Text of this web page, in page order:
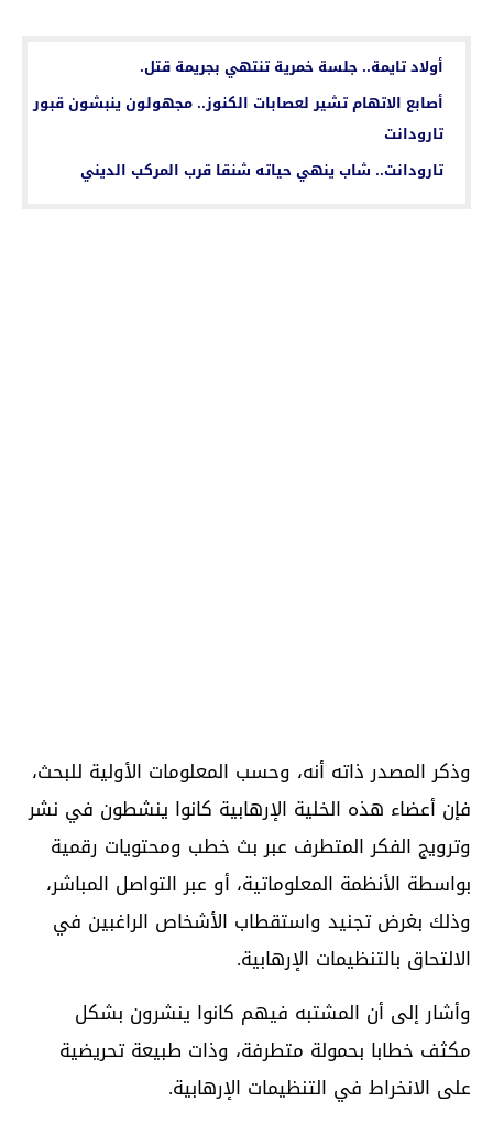
أولاد تايمة.. جلسة خمرية تنتهي بجريمة قتل.
أصابع الاتهام تشير لعصابات الكنوز.. مجهولون ينبشون قبور
تارودانت
تارودانت.. شاب ينهي حياته شنقا قرب المركب الديني
وذكر المصدر ذاته أنه، وحسب المعلومات الأولية للبحث،
فإن أعضاء هذه الخلية الإرهابية كانوا ينشطون في نشر
وترويج الفكر المتطرف عبر بث خطب ومحتويات رقمية
بواسطة الأنظمة المعلوماتية، أو عبر التواصل المباشر،
وذلك بغرض تجنيد واستقطاب الأشخاص الراغبين في
الالتحاق بالتنظيمات الإرهابية.
وأشار إلى أن المشتبه فيهم كانوا ينشرون بشكل
مكثف خطابا بحمولة متطرفة، وذات طبيعة تحريضية
على الانخراط في التنظيمات الإرهابية.